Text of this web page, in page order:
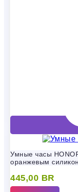
Умные часы
оранжевым
445,00 BR